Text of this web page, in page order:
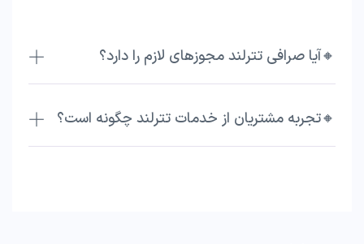
🔸آیا صرافی تترلند مجوزهای لازم را دارد؟
🔸تجربه مشتریان از خدمات تترلند چگونه است؟